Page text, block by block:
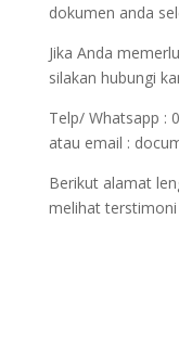
dokumen anda
Jika Anda
silakan hubungi
Telp/ Whatsapp :
atau email :
Berikut alamat
melihat